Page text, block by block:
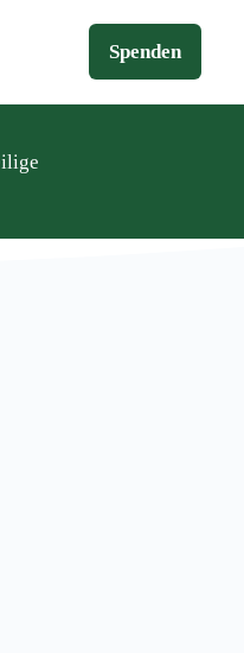
Spenden